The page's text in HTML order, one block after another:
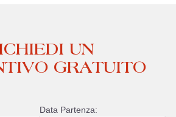
UN
GRATUITO